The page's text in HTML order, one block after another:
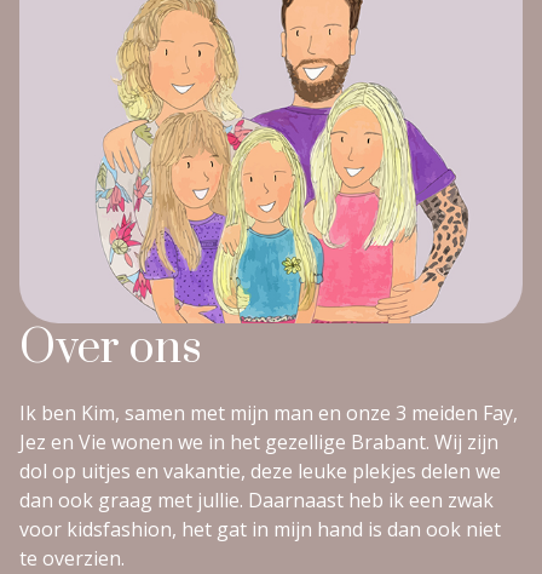
Over ons
Ik ben Kim, samen met mijn man en onze 3 meiden Fay,
Jez en Vie wonen we in het gezellige Brabant. Wij zijn
dol op uitjes en vakantie, deze leuke plekjes delen we
dan ook graag met jullie. Daarnaast heb ik een zwak
voor kidsfashion, het gat in mijn hand is dan ook niet
te overzien.